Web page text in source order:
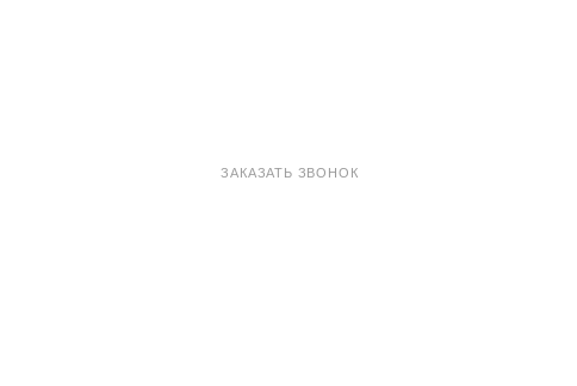
ЗАКАЗАТЬ ЗВОНОК